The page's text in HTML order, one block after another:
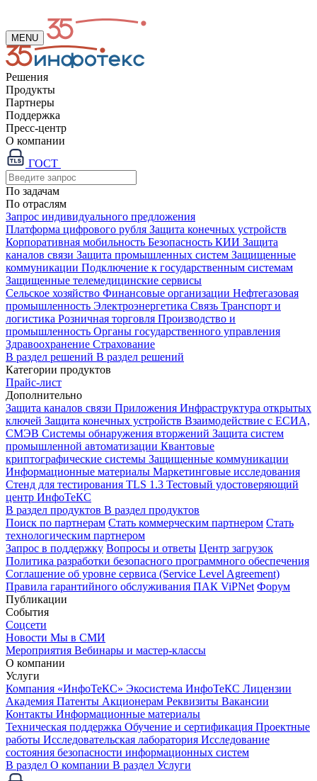
MENU
Решения
Продукты
Партнеры
Поддержка
Пресс-центр
О компании
ГОСТ
По задачам
По отраслям
Запрос индивидуального предложения
Платформа цифрового рубля Защита конечных устройств
Корпоративная мобильность Безопасность КИИ Защита
каналов связи Защита промышленных систем Защищенные
коммуникации Подключение к государственным системам
Защищенные телемедицинские сервисы
Сельское хозяйство Финансовые организации Нефтегазовая
промышленность Электроэнергетика Связь Транспорт и
логистика Розничная торговля Производство и
промышленность Органы государственного управления
Здравоохранение Страхование
В раздел решений В раздел решений
Категории продуктов
Прайс-лист
Дополнительно
Защита каналов связи Приложения Инфраструктура открытых
ключей Защита конечных устройств Взаимодействие с ЕСИА,
СМЭВ Системы обнаружения вторжений Защита систем
промышленной автоматизации Квантовые
криптографические системы Защищенные коммуникации
Информационные материалы Маркетинговые исследования
Стенд для тестирования TLS 1.3 Тестовый удостоверяющий
центр ИнфоТеКС
В раздел продуктов В раздел продуктов
Поиск по партнерам Стать коммерческим партнером Стать
технологическим партнером
Запрос в поддержку Вопросы и ответы Центр загрузок
Политика разработки безопасного программного обеспечения
Соглашение об уровне сервиса (Service Level Agreement)
Правила гарантийного обслуживания ПАК ViPNet Форум
Публикации
События
Соцсети
Новости Мы в СМИ
Мероприятия Вебинары и мастер-классы
О компании
Услуги
Компания «ИнфоТеКС» Экосистема ИнфоТеКС Лицензии
Академия Патенты Акционерам Реквизиты Вакансии
Контакты Информационные материалы
Техническая поддержка Обучение и сертификация Проектные
работы Исследовательская лаборатория Исследование
состояния безопасности информационных систем
В раздел О компании В раздел Услуги